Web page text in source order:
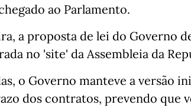
ao Parlamento.
a proposta de lei do Governo
no 'site' da Assembleia da
o Governo manteve a versão
dos contratos, prevendo que